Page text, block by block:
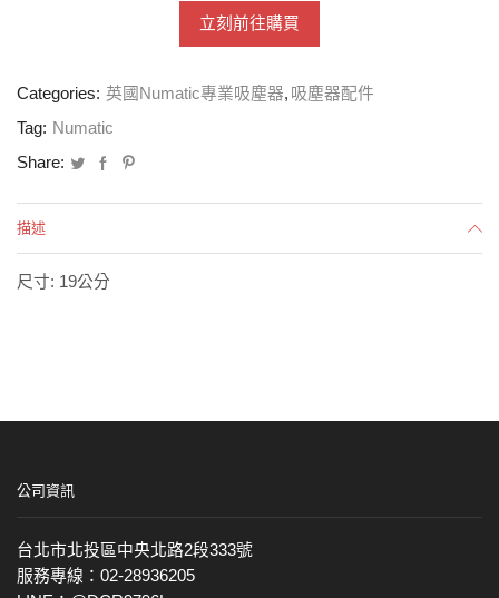
立刻前往購買
Categories: 英國Numatic專業吸塵器, 吸塵器配件
Tag: Numatic
Share:
描述
尺寸: 19公分
公司資訊
台北市北投區中央北路2段333號
服務專線：02-28936205